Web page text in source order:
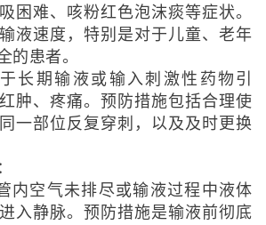
困难、咳粉红色泡沫痰等症状。
液速度，特别是对于儿童、老年
的患者。
长期输液或输入刺激性药物引
肿、疼痛。预防措施包括合理使
一部位反复穿刺，以及及时更换
内空气未排尽或输液过程中液体
入静脉。预防措施是输液前彻底